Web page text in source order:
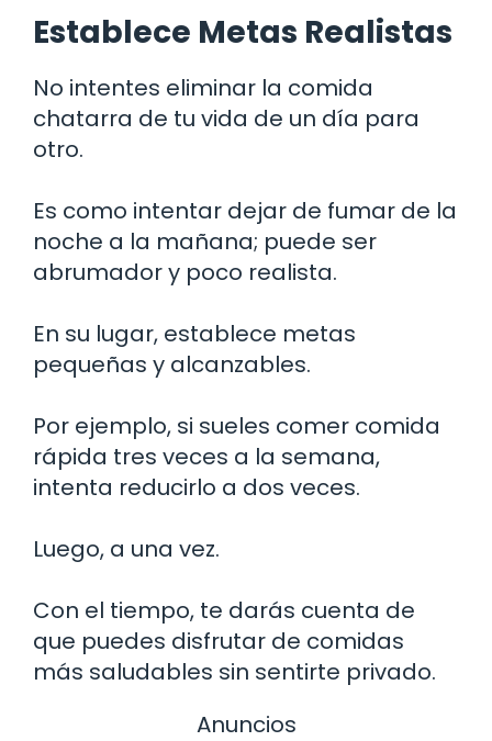
Establece Metas Realistas
No intentes eliminar la comida
chatarra de tu vida de un día para
otro.
Es como intentar dejar de fumar de la
noche a la mañana; puede ser
abrumador y poco realista.
En su lugar, establece metas
pequeñas y alcanzables.
Por ejemplo, si sueles comer comida
rápida tres veces a la semana,
intenta reducirlo a dos veces.
Luego, a una vez.
Con el tiempo, te darás cuenta de
que puedes disfrutar de comidas
más saludables sin sentirte privado.
Anuncios